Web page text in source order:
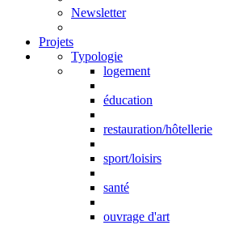
Newsletter
Projets
Typologie
logement
éducation
restauration/hôtellerie
sport/loisirs
santé
ouvrage d'art